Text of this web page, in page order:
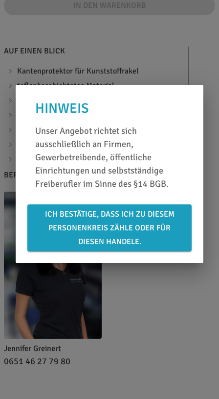
IN DEN WARENKORB
AUF EINEN BLICK
Kantenprotektor für Kunststoffrakel
teflonbeschichtetes Material
verbessert die Gleiteigenschaften enorm
für nahezu alle Oberflächen bestens geeignet
selbstklebend, in verschiedenen Größen erhältlich
mit Flügelform zur Umschließung der Rakelkanten
VE = 5 St.
BERATEN LASSEN
Jennifer Greinert
0651 46 27 79 80
HINWEIS
Unser Angebot richtet sich
ausschließlich an Firmen,
Gewerbetreibende, öffentliche
Einrichtungen und selbstständige
Freiberufler im Sinne des §14 BGB.
ICH BESTÄTIGE, DASS ICH ZU DIESEM
PERSONENKREIS ZÄHLE ODER FÜR
DIESEN HANDELE.